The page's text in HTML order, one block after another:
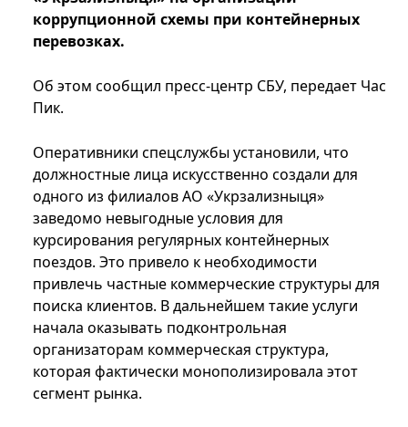
коррупционной схемы при контейнерных
перевозках.
Об этом сообщил пресс-центр СБУ, передает Час
Пик.
Оперативники спецслужбы установили, что
должностные лица искусственно создали для
одного из филиалов АО «Укрзализныця»
заведомо невыгодные условия для
курсирования регулярных контейнерных
поездов. Это привело к необходимости
привлечь частные коммерческие структуры для
поиска клиентов. В дальнейшем такие услуги
начала оказывать подконтрольная
организаторам коммерческая структура,
которая фактически монополизировала этот
сегмент рынка.